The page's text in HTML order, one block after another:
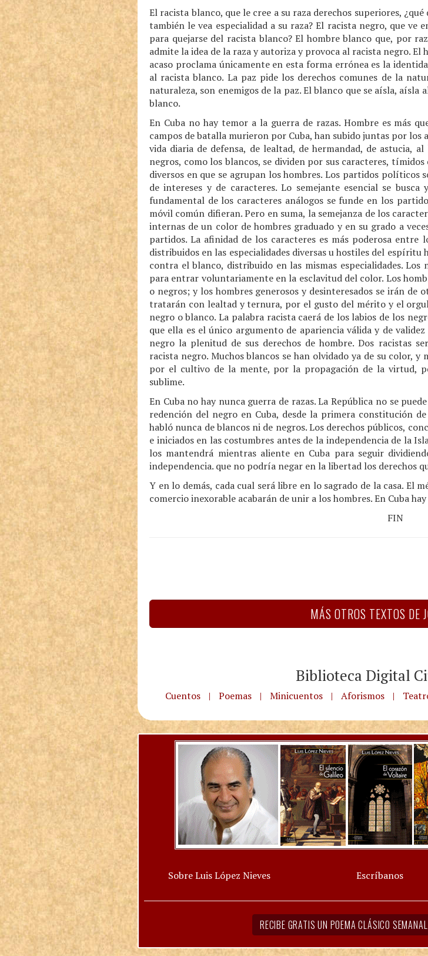
El racista blanco, que le cree a su raza derechos superiores,
también le vea especialidad a su raza? El racista negro, que ve
para quejarse del racista blanco? El hombre blanco que, por
admite la idea de la raza y autoriza y provoca al racista negro.
acaso proclama únicamente en esta forma errónea es la
al racista blanco. La paz pide los derechos comunes de la
naturaleza, son enemigos de la paz. El blanco que se aísla, aísla
blanco.
En Cuba no hay temor a la guerra de razas. Hombre es más
campos de batalla murieron por Cuba, han subido juntas por los
vida diaria de defensa, de lealtad, de hermandad, de astucia,
negros, como los blancos, se dividen por sus caracteres,
diversos en que se agrupan los hombres. Los partidos políticos
de intereses y de caracteres. Lo semejante esencial se
fundamental de los caracteres análogos se funde en los
móvil común difieran. Pero en suma, la semejanza de los
internas de un color de hombres graduado y en su grado a
partidos. La afinidad de los caracteres es más poderosa entre
distribuidos en las especialidades diversas u hostiles del espíritu
contra el blanco, distribuido en las mismas especialidades. Los
para entrar voluntariamente en la esclavitud del color. Los
o negros; y los hombres generosos y desinteresados se irán de
tratarán con lealtad y ternura, por el gusto del mérito y el
negro o blanco. La palabra racista caerá de los labios de los
que ella es el único argumento de apariencia válida y de
negro la plenitud de sus derechos de hombre. Dos racistas
racista negro. Muchos blancos se han olvidado ya de su color,
por el cultivo de la mente, por la propagación de la virtud,
sublime.
En Cuba no hay nunca guerra de razas. La República no se
redención del negro en Cuba, desde la primera constitución
habló nunca de blancos ni de negros. Los derechos públicos,
e iniciados en las costumbres antes de la independencia de la
los mantendrá mientras aliente en Cuba para seguir
independencia. que no podría negar en la libertad los derechos
Y en lo demás, cada cual será libre en lo sagrado de la casa.
comercio inexorable acabarán de unir a los hombres. En Cuba
FIN
MÁS OTROS TEXTOS DE
Biblioteca Digital
Cuentos | Poemas | Minicuentos | Aforismos |
Sobre Luis López Nieves Escríbanos
RECIBE GRATIS UN POEMA CLÁSICO